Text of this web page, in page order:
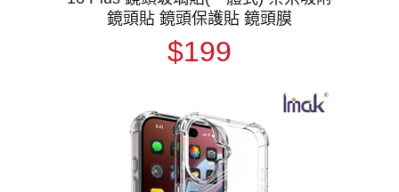
鏡頭貼 鏡頭保護貼 鏡頭膜
$199